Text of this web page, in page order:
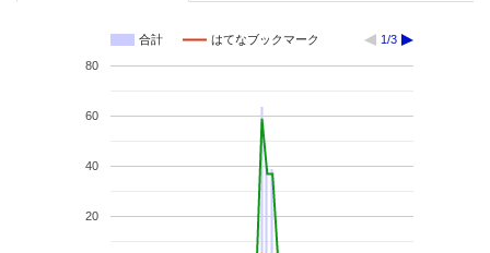
合計 はてなブックマーク 1/3
20
40
60
80